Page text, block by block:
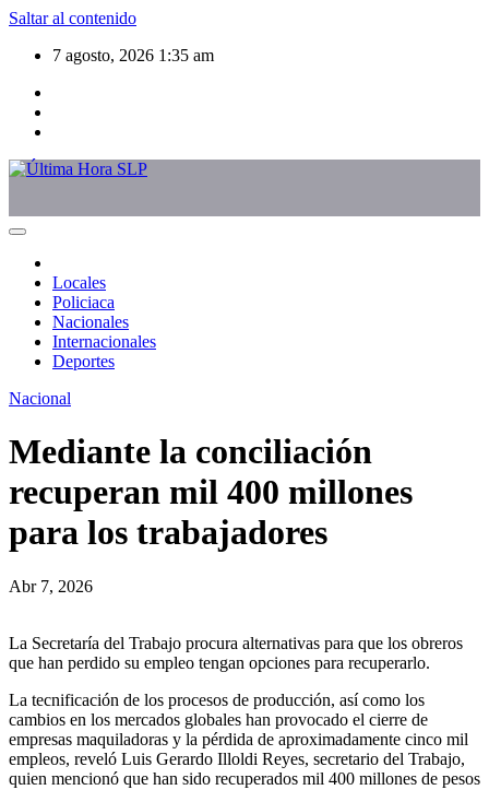
Saltar al contenido
7 agosto, 2026 1:35 am
Locales
Policiaca
Nacionales
Internacionales
Deportes
Nacional
Mediante la conciliación
recuperan mil 400 millones
para los trabajadores
Abr 7, 2026
La Secretaría del Trabajo procura alternativas para que los obreros
que han perdido su empleo tengan opciones para recuperarlo.
La tecnificación de los procesos de producción, así como los
cambios en los mercados globales han provocado el cierre de
empresas maquiladoras y la pérdida de aproximadamente cinco mil
empleos, reveló Luis Gerardo Illoldi Reyes, secretario del Trabajo,
quien mencionó que han sido recuperados mil 400 millones de pesos